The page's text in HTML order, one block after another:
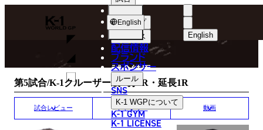
K-
WGP
English
한국어
中文（简体）
ショップ
ニュース
配信情報
ブランド
スポンサー
ルール
SNS
K-1 WGPについて
K-1 GYM
K-1 LICENSE
English
MATCH RESULT
試合結果
第5試合/K-1クルーザー級/3分3R・延長1R
試合レビュー ギャラリー 動画